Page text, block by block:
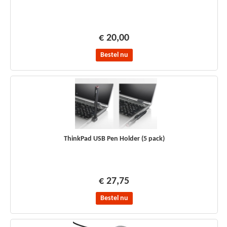
€ 20,00
Bestel nu
ThinkPad USB Pen Holder (5 pack)
€ 27,75
Bestel nu